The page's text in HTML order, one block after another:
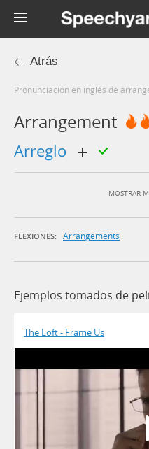
Atrás
Pronunciación en inglés de
Arrangement
arreglo
MOSTRAR
FLEXIONES: Arrangements
Ejemplos tomados de
The Loft - Frame Us